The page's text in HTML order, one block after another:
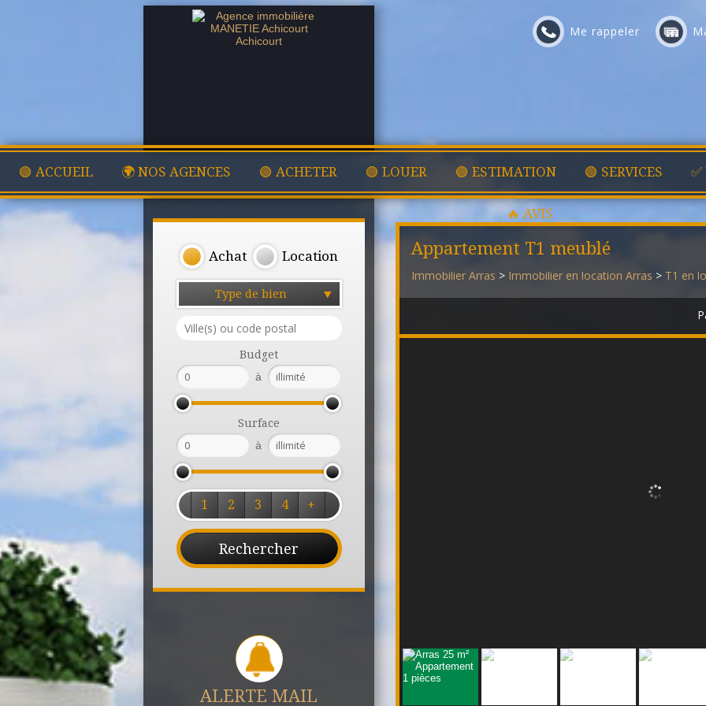
Me rappeler
🟢 ACCUEIL 🌍 NOS AGENCES 🟢 ACHETER 🟢 LOUER 🟢 ESTIMATION 🟢 SERVICES
🔥 AVIS
Achat Location
Type de bien
Budget
à
Surface
à
1 2 3 4 +
ALERTE MAIL
Appartement T1 meublé
Immobilier Arras > Immobilier en location Arras > T1 en